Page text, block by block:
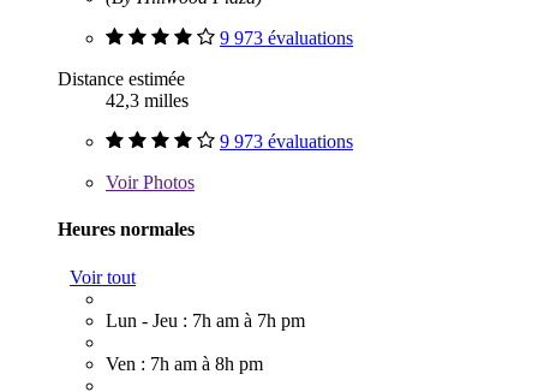
9 973 évaluations
Distance estimée
42,3 milles
9 973 évaluations
VoirPhotos
Heures normales
Voir tout
Lun - Jeu : 7h am à 7h pm
Ven : 7h am à 8h pm